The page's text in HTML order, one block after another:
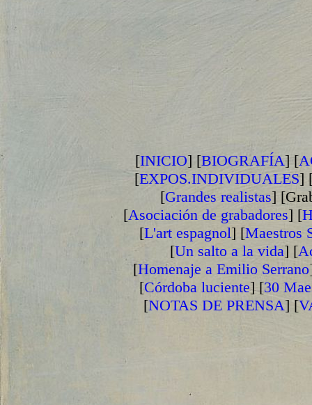
[INICIO] [BIOGRAFÍA] [
[EXPOS.INDIVIDUALES]
[Grandes realistas]
[Asociación de grabadores] [
[L'art espagnol] [Maestros
[Un salto a la vida] [
[Homenaje a Emilio Serrano
[Córdoba luciente] [30
[NOTAS DE PRENSA] [